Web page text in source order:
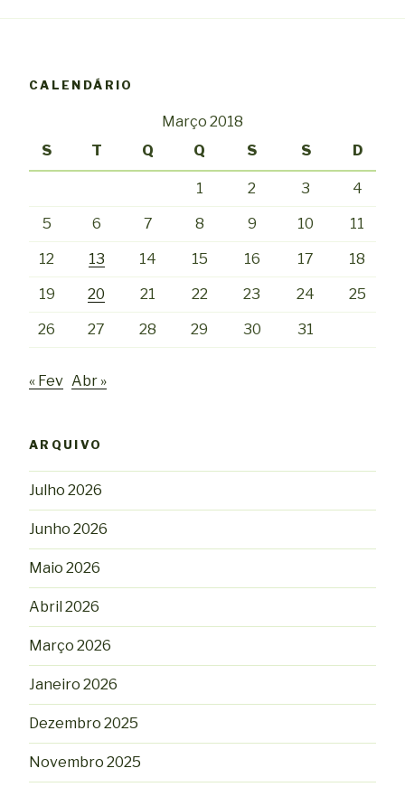
CALENDÁRIO
Março 2018
S
T Q Q S S D
1 2 3 4
5 6 7 8 9 10 11
12 13 14 15 16 17 18
19 20 21 22 23 24 25
26 27 28 29 30 31
« Fev Abr »
ARQUIVO
Julho 2026
Junho 2026
Maio 2026
Abril 2026
Março 2026
Janeiro 2026
Dezembro 2025
Novembro 2025